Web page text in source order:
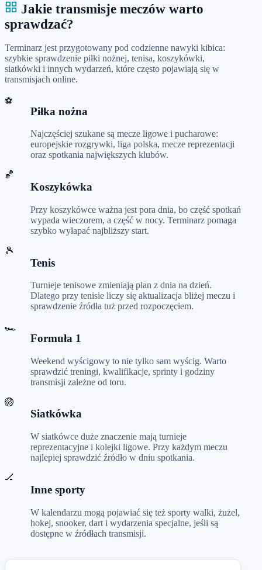
Jakie transmisje meczów warto
sprawdzać?
Terminarz jest przygotowany pod codzienne nawyki kibica:
szybkie sprawdzenie piłki nożnej, tenisa, koszykówki,
siatkówki i innych wydarzeń, które często pojawiają się w
transmisjach online.
⚽
Piłka nożna
Najczęściej szukane są mecze ligowe i pucharowe:
europejskie rozgrywki, liga polska, mecze reprezentacji
oraz spotkania największych klubów.
🏀
Koszykówka
Przy koszykówce ważna jest pora dnia, bo część spotkań
wypada wieczorem, a część w nocy. Terminarz pomaga
szybko wyłapać najbliższy start.
🎾
Tenis
Turnieje tenisowe zmieniają plan z dnia na dzień.
Dlatego przy tenisie liczy się aktualizacja bliżej meczu i
sprawdzenie źródła tuż przed rozpoczęciem.
🏎️
Formuła 1
Weekend wyścigowy to nie tylko sam wyścig. Warto
sprawdzić treningi, kwalifikacje, sprinty i godziny
transmisji zależne od toru.
🏐
Siatkówka
W siatkówce duże znaczenie mają turnieje
reprezentacyjne i kolejki ligowe. Przy każdym meczu
najlepiej sprawdzić źródło w dniu spotkania.
🏒
Inne sporty
W kalendarzu mogą pojawiać się też sporty walki, żużel,
hokej, snooker, dart i wydarzenia specjalne, jeśli są
dostępne w źródłach transmisji.